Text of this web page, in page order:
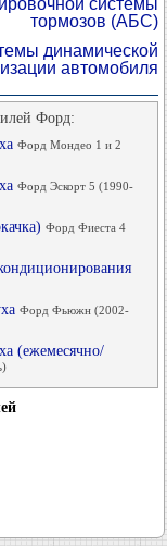
тормозов (АБС)
динамической
автомобиля
Форд:
Форд Мондео 1 и 2
Форд Эскорт 5 (1990-
Форд Фиеста 4
Форд Фьюжн (2002-
(ежемесячно/